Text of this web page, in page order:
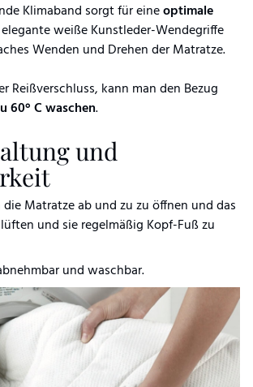
Klimaband sorgt für eineoptimale
weiße Kunstleder-Wendegriffe
Wenden und Drehen der Matratze.
Reißverschluss, kann man den Bezug
60° C waschen.
und
Matratze ab und zu zu öffnen und das
und sie regelmäßig Kopf-Fuß zu
und waschbar.